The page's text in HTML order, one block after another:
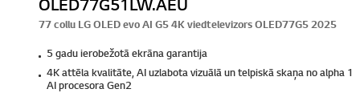
OLED77G51LW.AEU
77 collu LG OLED evo AI G5 4K viedtelevizors OLED77G5 2025
5 gadu ierobežotā ekrāna garantija
4K attēla kvalitāte, AI uzlabota vizuālā un telpiskā skaņa no alpha 11
AI procesora Gen2